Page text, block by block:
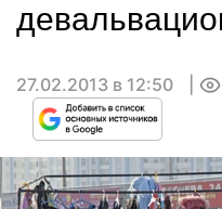
27.02.2013 в 12:50